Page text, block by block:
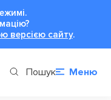
версією сайту.
Пошук Меню